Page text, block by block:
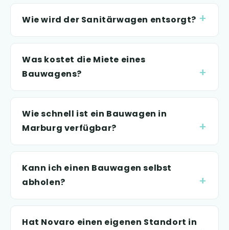
Wie wird der Sanitärwagen entsorgt?
Was kostet die Miete eines
Bauwagens?
Wie schnell ist ein Bauwagen in
Marburg verfügbar?
Kann ich einen Bauwagen selbst
abholen?
Hat Novaro einen eigenen Standort in